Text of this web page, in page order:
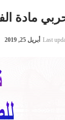
Last أبريل 25, 2019